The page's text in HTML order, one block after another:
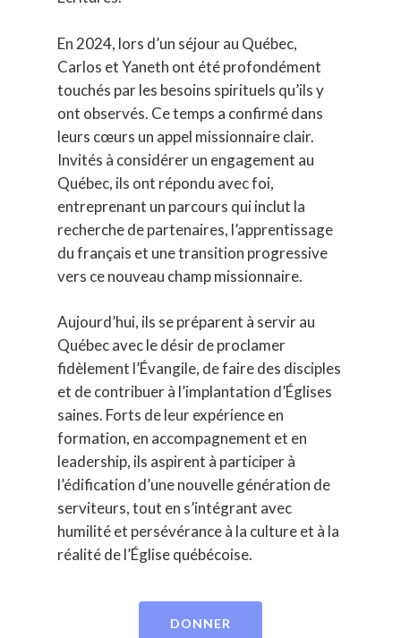
En 2024, lors d’un séjour au Québec,
Carlos et Yaneth ont été profondément
touchés par les besoins spirituels qu’ils y
ont observés. Ce temps a confirmé dans
leurs cœurs un appel missionnaire clair.
Invités à considérer un engagement au
Québec, ils ont répondu avec foi,
entreprenant un parcours qui inclut la
recherche de partenaires, l’apprentissage
du français et une transition progressive
vers ce nouveau champ missionnaire.
Aujourd’hui, ils se préparent à servir au
Québec avec le désir de proclamer
fidèlement l’Évangile, de faire des disciples
et de contribuer à l’implantation d’Églises
saines. Forts de leur expérience en
formation, en accompagnement et en
leadership, ils aspirent à participer à
l’édification d’une nouvelle génération de
serviteurs, tout en s’intégrant avec
humilité et persévérance à la culture et à la
réalité de l’Église québécoise.
DONNER